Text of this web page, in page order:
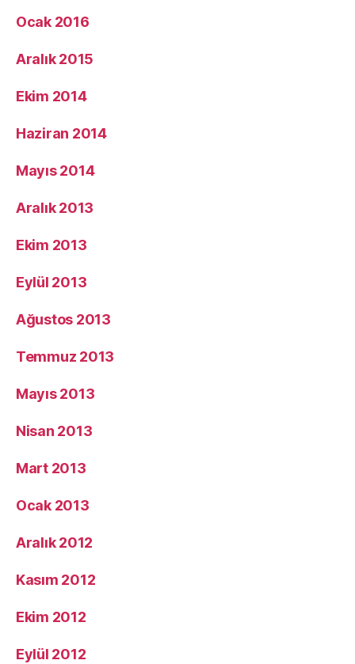
Ocak 2016
Aralık 2015
Ekim 2014
Haziran 2014
Mayıs 2014
Aralık 2013
Ekim 2013
Eylül 2013
Ağustos 2013
Temmuz 2013
Mayıs 2013
Nisan 2013
Mart 2013
Ocak 2013
Aralık 2012
Kasım 2012
Ekim 2012
Eylül 2012